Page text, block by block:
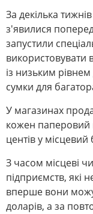
За декілька
з'явилися
запустили
використовувати
із низьким
сумки для
У магазинах
кожен паперовий
центів у
З часом місцеві
підприємств, які
вперше вони
доларів, а за